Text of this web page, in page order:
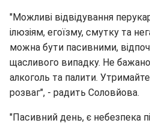
"Можливі відвідування
ілюзіям, егоїзму, смутку та
можна бути пасивними,
щасливого випадку. Не
алкоголь та палити.
розваг", - радить Соловйова.
"Пасивний день, є небезпека